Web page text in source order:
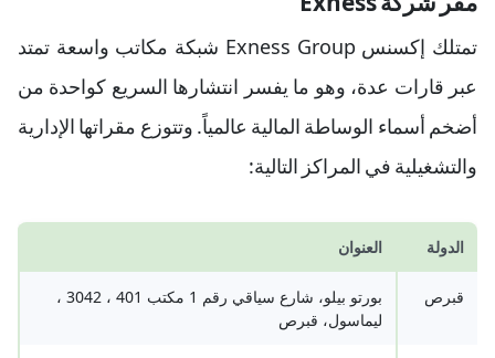
تمتلك إكسنس Exness Group شبكة مكاتب واسعة تمتد
عبر قارات عدة، وهو ما يفسر انتشارها السريع كواحدة من
أضخم أسماء الوساطة المالية عالمياً. وتتوزع مقراتها الإدارية
والتشغيلية في المراكز التالية:
الدولة العنوان
قبرص
بورتو بيلو، شارع سياقي رقم 1 مكتب 401 ، 3042 ،
ليماسول، قبرص